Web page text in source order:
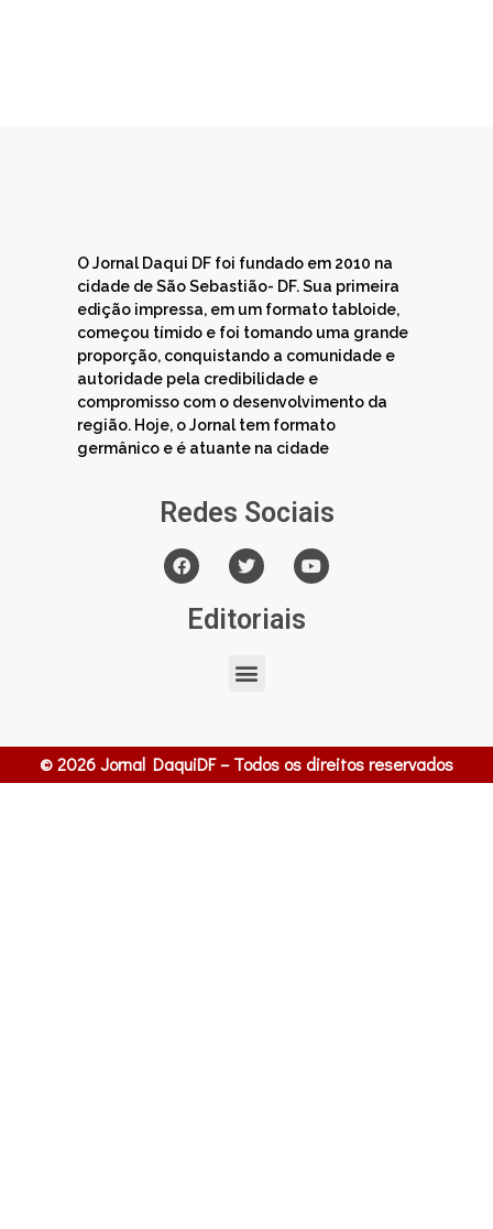
O Jornal Daqui DF foi fundado em 2010 na
cidade de São Sebastião- DF. Sua primeira
edição impressa, em um formato tabloide,
começou tímido e foi tomando uma grande
proporção, conquistando a comunidade e
autoridade pela credibilidade e
compromisso com o desenvolvimento da
região. Hoje, o Jornal tem formato
germânico e é atuante na cidade
Redes Sociais
Editoriais
© 2026 Jornal DaquiDF – Todos os direitos reservados